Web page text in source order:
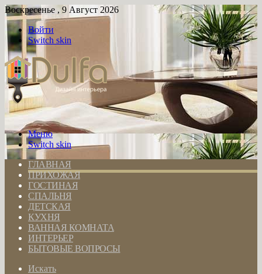
Воскресенье , 9 Август 2026
Войти
Switch skin
Меню
Switch skin
ГЛАВНАЯ
ПРИХОЖАЯ
ГОСТИНАЯ
СПАЛЬНЯ
ДЕТСКАЯ
КУХНЯ
ВАННАЯ КОМНАТА
ИНТЕРЬЕР
БЫТОВЫЕ ВОПРОСЫ
Искать